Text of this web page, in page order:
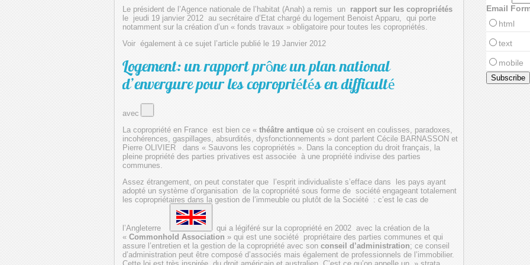
Le président de l’Agence nationale de l’habitat (Anah) a remis un rapport sur les copropriétés
le jeudi 19 janvier 2012 au secrétaire d’Etat chargé du logement Benoist Apparu, qui porte
notamment sur la création d’un « fonds travaux » obligatoire pour toutes les copropriétés.
Voir également à ce sujet l’article publié le 19 Janvier 2012
Logement: un rapport prône un plan national
d’envergure pour les copropriétés en difficulté
avec
La copropriété en France est bien ce « théâtre antique où se croisent en coulisses, paradoxes,
incohérences, gaspillages, absurdités, dysfonctionnements » dont parlent Cécile BARNASSON et
Pierre OLIVIER dans « Sauvons les copropriétés ». Dans la conception du droit français, la
pleine propriété des parties privatives est associée à une propriété indivise des parties
communes.
Assez étrangement, on peut constater que l’esprit individualiste s’efface dans les pays ayant
adopté un système d’organisation de la copropriété sous forme de société engageant totalement
les copropriétaires dans la gestion de l’immeuble ou plutôt de la Société : c’est le cas de
l’Angleterre
qui a légiféré sur la copropriété en 2002 avec la création de la
« Commonhold Association » qui est une société propriétaire des parties communes et qui
assure l’entretien et la gestion de la copropriété avec son conseil d’administration; ce conseil
d’administration peut être composé d’associés mais également de professionnels de l’immobilier.
Email
html
text
mobile